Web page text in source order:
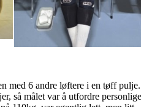
med 6 andre løftere i en tøff pulje.
så målet var å utfordre personlige